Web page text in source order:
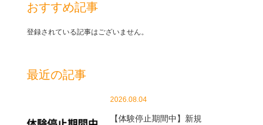
おすすめ記事
登録されている記事はございません。
最近の記事
2026.08.04
【体験停止期間中】新規